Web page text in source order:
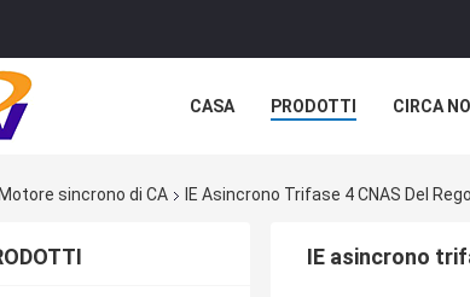
CASA PRODOTTI CIRCA NOI
Motore sincrono di CA IE Asincrono Trifase 4 CNAS Del
IE asincrono